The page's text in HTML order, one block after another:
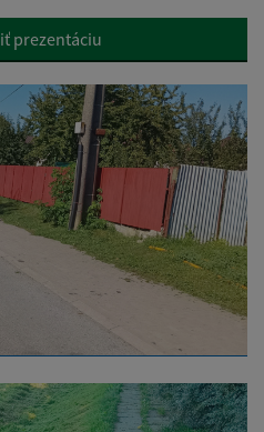
prezentáciu